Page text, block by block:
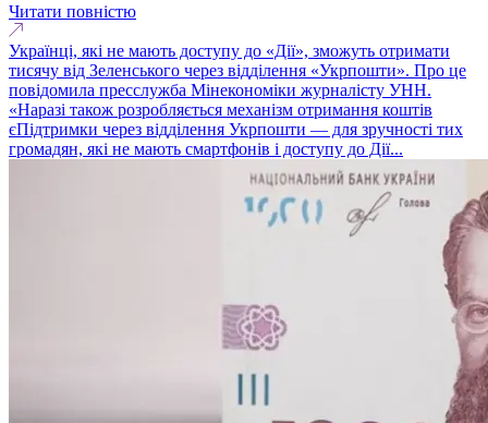
Читати повністю
Українці, які не мають доступу до «Дії», зможуть отримати
тисячу від Зеленського через відділення «Укрпошти». Про це
повідомила пресслужба Мінекономіки журналісту УНН.
«Наразі також розробляється механізм отримання коштів
єПідтримки через відділення Укрпошти — для зручності тих
громадян, які не мають смартфонів і доступу до Дії...